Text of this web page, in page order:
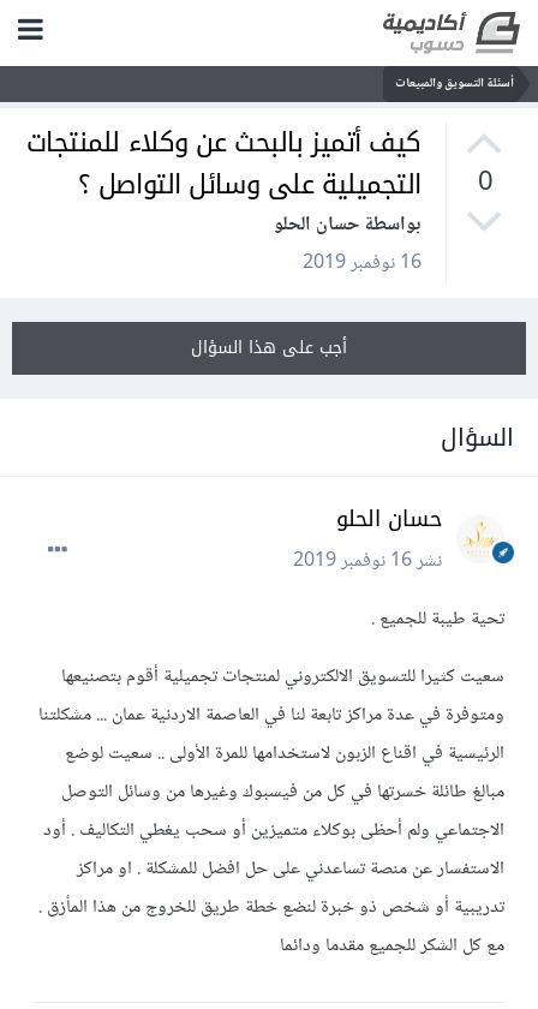
أسئلة التسويق والمبيعات
0
كيف أتميز بالبحث عن وكلاء للمنتجات
التجميلية على وسائل التواصل ؟
بواسطة حسان الحلو
16 نوفمبر 2019
أجب على هذا السؤال
السؤال
حسان الحلو
نشر16 نوفمبر 2019
تحية طيبة للجميع .
سعيت كثيرا للتسويق الالكتروني لمنتجات تجميلية أقوم بتصنيعها
ومتوفرة في عدة مراكز تابعة لنا في العاصمة الاردنية عمان ... مشكلتنا
الرئيسية في اقناع الزبون لاستخدامها للمرة الأولى .. سعيت لوضع
مبالغ طائلة خسرتها في كل من فيسبوك وغيرها من وسائل التوصل
الاجتماعي ولم أحظى بوكلاء متميزين أو سحب يغطي التكاليف . أود
الاستفسار عن منصة تساعدني على حل افضل للمشكلة . او مراكز
تدريبية أو شخص ذو خبرة لنضع خطة طريق للخروج من هذا المأزق .
مع كل الشكر للجميع مقدما ودائما